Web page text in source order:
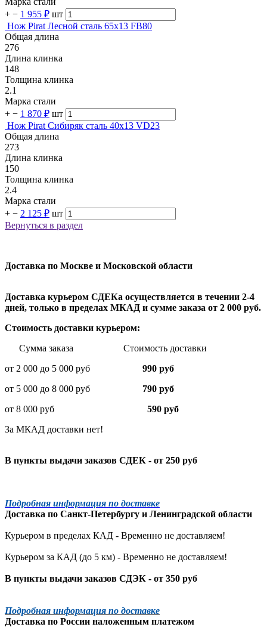
+ − 1 955 ₽ шт
Нож Pirat Лесной сталь 65х13 FB80
Общая длина
276
Длина клинка
148
Толщина клинка
2.1
Марка стали
+ − 1 870 ₽ шт
Нож Pirat Сибиряк сталь 40х13 VD23
Общая длина
273
Длина клинка
150
Толщина клинка
2.4
Марка стали
+ − 2 125 ₽ шт
Вернуться в раздел
Доставка по Москве и Московской области
Доставка курьером СДЕКа осуществляется в течении 2-4
дней, только в пределах МКАД и сумме заказа от 2 000 руб.
Стоимость доставки курьером:
Сумма заказа Стоимость доставки
от 2 000 до 5 000 руб
990 руб
от 5 000 до 8 000 руб 790 руб
от 8 000 руб 590 руб
За МКАД доставки нет!
В пункты выдачи заказов СДЕК - от 250 руб
Подробная информация по доставке
Доставка по Санкт-Петербургу и Ленинградской области
Курьером в пределах КАД - Временно не доставляем!
Курьером за КАД (до 5 км) - Временно не доставляем!
В пункты выдачи заказов СДЭК - от 350 руб
Подробная информация по доставке
Доставка по России наложенным платежом